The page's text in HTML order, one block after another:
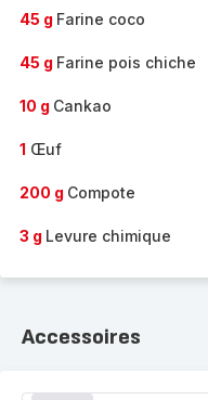
45 g Farine coco
45 g Farine pois chiche
10 g Cankao
1 Œuf
200 g Compote
3 g Levure chimique
Accessoires